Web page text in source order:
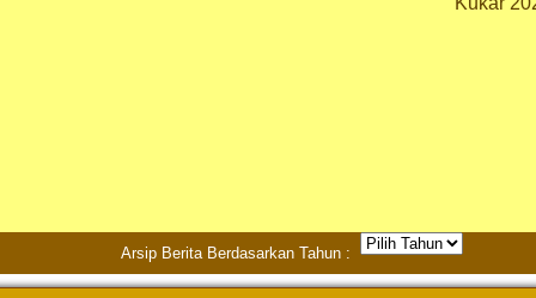
Arsip Berita Berdasarkan Tahun :